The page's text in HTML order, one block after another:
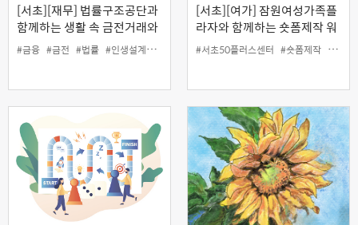
[서초][재무] 법률구조공단과
함께하는 생활 속 금전거래와
채무관리 바로 알기(온라인)
#금융 #금전 #법률 #인생설계 #재무 #채무
[서초][여가] 잠원여성가족플
라자와 함께하는 숏폼제작 워
크숍 : 나의 일상 숏폼 에세이
#서초50플러스센터 #숏폼제작 #여가